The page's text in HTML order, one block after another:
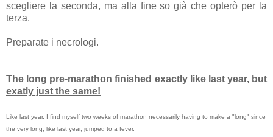
scegliere la seconda, ma alla fine so già che opterò per la
terza.
Preparate i necrologi.
The long pre-marathon finished exactly like last year, but
exatly just the same!
Like last year, I find myself two weeks of marathon necessarily having to make a "long" since
the very long, like last year, jumped to a fever.